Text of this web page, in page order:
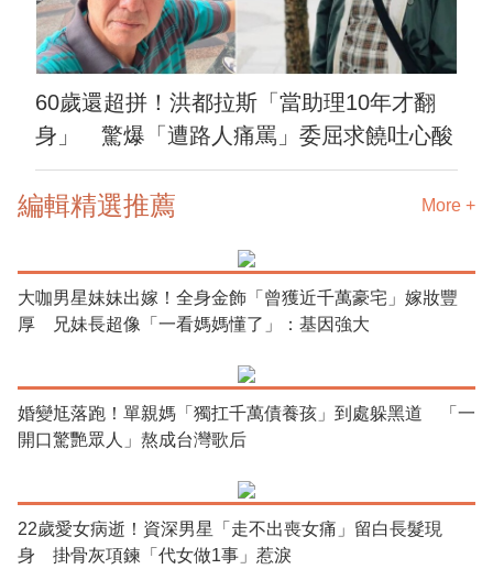
60歲還超拼！洪都拉斯「當助理10年才翻
身」 驚爆「遭路人痛罵」委屈求饒吐心酸
編輯精選推薦 More +
大咖男星妹妹出嫁！全身金飾「曾獲近千萬豪宅」嫁妝豐
厚 兄妹長超像「一看媽媽懂了」：基因強大
婚變尪落跑！單親媽「獨扛千萬債養孩」到處躲黑道 「一
開口驚艷眾人」熬成台灣歌后
22歲愛女病逝！資深男星「走不出喪女痛」留白長髮現
身 掛骨灰項鍊「代女做1事」惹淚